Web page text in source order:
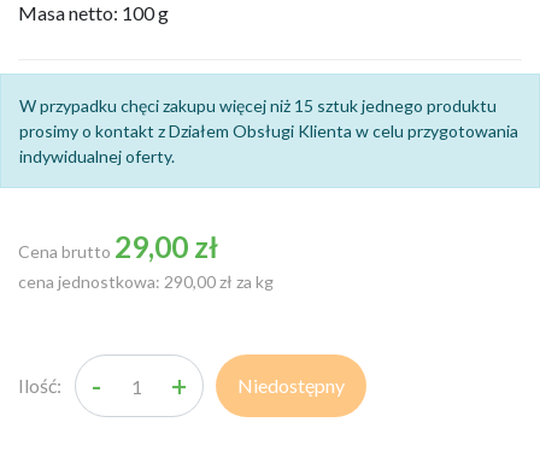
Masa netto: 100 g
W przypadku chęci zakupu więcej niż 15 sztuk jednego produktu
prosimy o kontakt z Działem Obsługi Klienta w celu przygotowania
indywidualnej oferty.
Cena brutto 29,00 zł
cena jednostkowa: 290,00 zł za kg
Ilość: - + Niedostępny